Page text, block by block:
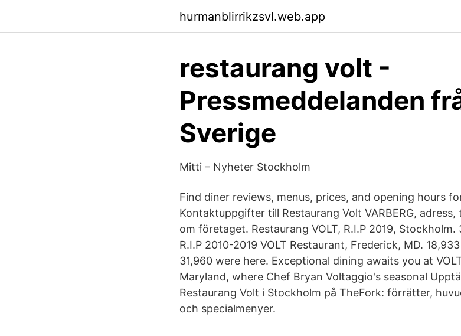
hurmanblirrikzsvl.web.app
restaurang volt -
Pressmeddelanden
Sverige
Mitti – Nyheter Stockholm
Find diner reviews, menus, prices, and opening hours
Kontaktuppgifter till Restaurang Volt VARBERG,
om företaget. Restaurang VOLT, R.I.P 2019, Stockholm.
R.I.P 2010-2019 VOLT Restaurant, Frederick, MD.
31,960 were here. Exceptional dining awaits you at
Maryland, where Chef Bryan Voltaggio's seasonal
Restaurang Volt i Stockholm på TheFork: förrätter,
och specialmenyer.